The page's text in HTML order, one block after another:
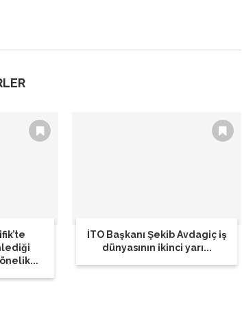
İTO Başkanı Şekib Avdagiç iş
dünyasının ikinci yarı...